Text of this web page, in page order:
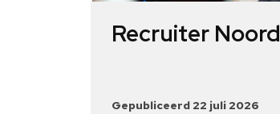
Recruiter Noord
Gepubliceerd 22 juli 2026